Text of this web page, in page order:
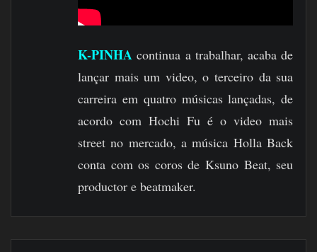
K-PINHA continua a trabalhar, acaba de
lançar mais um video, o terceiro da sua
carreira em quatro músicas lançadas, de
acordo com Hochi Fu é o video mais
street no mercado, a música Holla Back
conta com os coros de Ksuno Beat, seu
productor e beatmaker.